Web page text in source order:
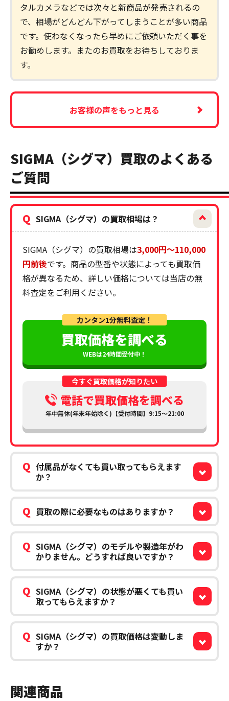
タルカメラなどでは次々と新商品が発売されるの
で、相場がどんどん下がってしまうことが多い商品
です。使わなくなったら早めにご依頼いただく事を
お勧めします。またのお買取をお待ちしておりま
す。
お客様の声をもっと見る
SIGMA（シグマ）買取のよくある
ご質問
Q SIGMA（シグマ）の買取相場は？
SIGMA（シグマ）の買取相場は3,000円〜110,000
円前後です。商品の型番や状態によっても買取価
格が異なるため、詳しい価格については当店の無
料査定をご利用ください。
カンタン1分無料査定！
買取価格を調べる
WEBは24時間受付中！
今すぐ買取価格が知りたい
電話で買取価格を調べる
年中無休(年末年始除く)【受付時間】9:15～21:00
Q 付属品がなくても買い取ってもらえます
か？
Q 買取の際に必要なものはありますか？
Q SIGMA（シグマ）のモデルや製造年がわ
かりません。どうすれば良いですか？
Q SIGMA（シグマ）の状態が悪くても買い
取ってもらえますか？
Q SIGMA（シグマ）の買取価格は変動しま
すか？
関連商品